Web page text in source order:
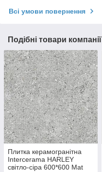
Всі умови повернення
Подібні товари компанії
Плитка керамогранітна
Intercerama HARLEY
світло-сіра 600*600 Mat